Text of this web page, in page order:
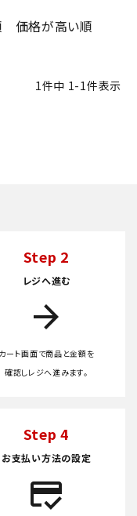
価格が高い順
1件中 1-1件表示
Step 2
レジへ進む
arrow_forward
カート画面で商品と金額を
確認しレジへ進みます。
Step 4
お支払い方法の設定
credit_score